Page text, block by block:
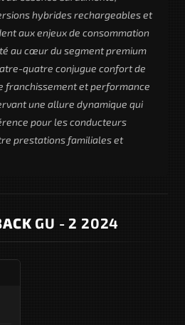
hybrides rechargeables et
aux enjeux de consommation
au cœur du segment premium
quatre conjugue confort de
franchissement et performance
une allure dynamique qui
pour les conducteurs
prestations familiales et
GU - 2 2024